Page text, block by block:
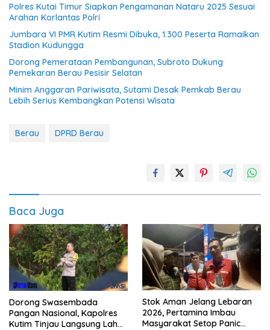
Polres Kutai Timur Siapkan Pengamanan Nataru 2025 Sesuai
Arahan Korlantas Polri
Jumbara VI PMR Kutim Resmi Dibuka, 1.300 Peserta Ramaikan
Stadion Kudungga
Dorong Pemerataan Pembangunan, Subroto Dukung
Pemekaran Berau Pesisir Selatan
Minim Anggaran Pariwisata, Sutami Desak Pemkab Berau
Lebih Serius Kembangkan Potensi Wisata
Berau DPRD Berau
Baca Juga
Dorong Swasembada
Pangan Nasional, Kapolres
Kutim Tinjau Langsung Lahan
Stok Aman Jelang Lebaran
2026, Pertamina Imbau
Masyarakat Setop Panic